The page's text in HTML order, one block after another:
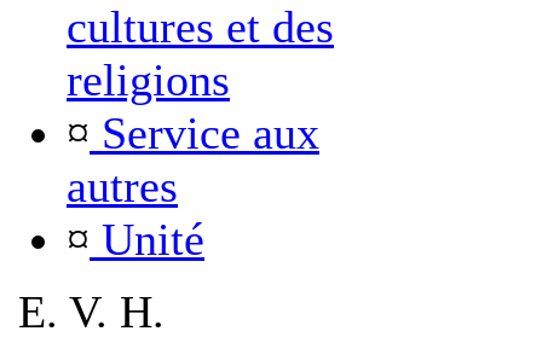
cultures et des
religions
¤ Service aux
autres
¤ Unité
E. V. H.